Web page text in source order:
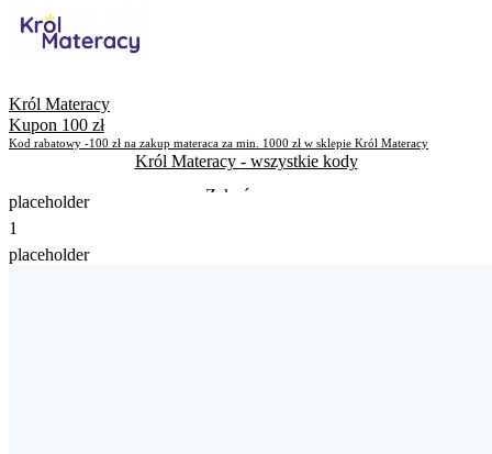
Król Materacy
Kupon 100 zł
Kod rabatowy -100 zł na zakup materaca za min. 1000 zł w sklepie Król Materacy
Król Materacy - wszystkie kody
Zakończone
Zakończone
placeholder
1
placeholder